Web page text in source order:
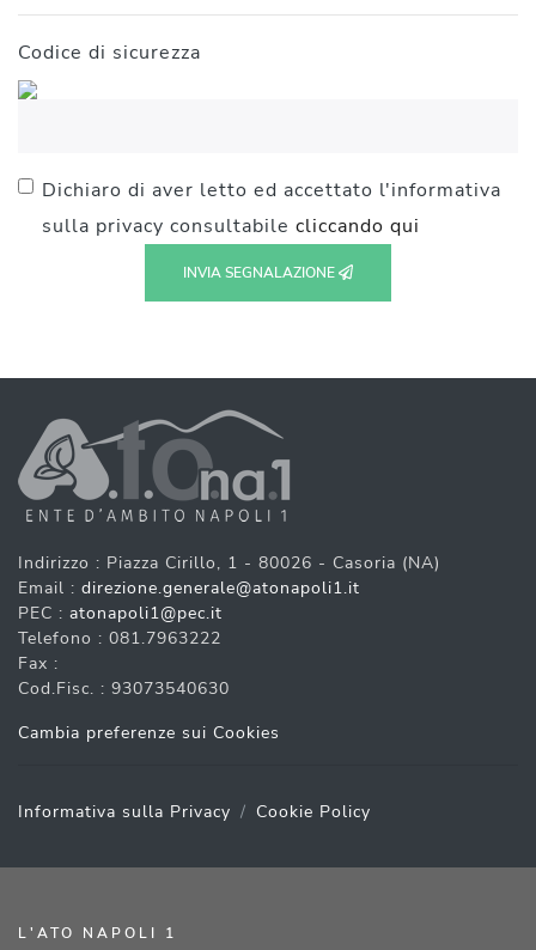
Codice di sicurezza
Dichiaro di aver letto ed accettato l'informativa
sulla privacy consultabile cliccando qui
INVIA SEGNALAZIONE
Indirizzo : Piazza Cirillo, 1 - 80026 - Casoria (NA)
Email : direzione.generale@atonapoli1.it
PEC : atonapoli1@pec.it
Telefono : 081.7963222
Fax :
Cod.Fisc. : 93073540630
Cambia preferenze sui Cookies
Informativa sulla Privacy Cookie Policy
L'ATO NAPOLI 1